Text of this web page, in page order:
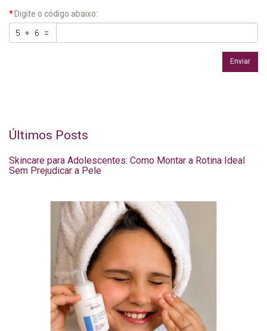
Digite o código abaixo:
Enviar
Últimos Posts
Skincare para Adolescentes: Como Montar a Rotina Ideal
Sem Prejudicar a Pele